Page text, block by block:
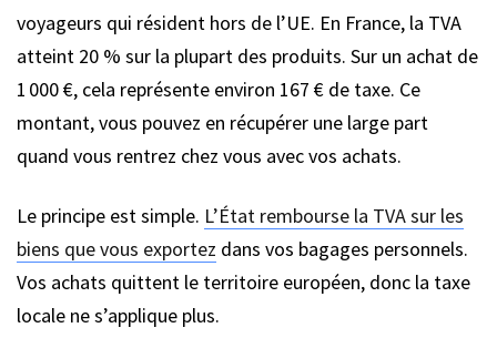
voyageurs qui résident hors de l’UE. En France, la TVA
atteint 20 % sur la plupart des produits. Sur un achat de
1 000 €, cela représente environ 167 € de taxe. Ce
montant, vous pouvez en récupérer une large part
quand vous rentrez chez vous avec vos achats.
Le principe est simple. L’État rembourse la TVA sur les
biens que vous exportez dans vos bagages personnels.
Vos achats quittent le territoire européen, donc la taxe
locale ne s’applique plus.